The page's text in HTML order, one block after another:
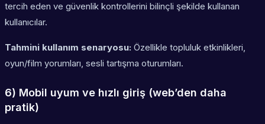
tercih eden ve güvenlik kontrollerini bilinçli şekilde kullanan
kullanıcılar.
Tahmini kullanım senaryosu: Özellikle topluluk etkinlikleri,
oyun/film yorumları, sesli tartışma oturumları.
6) Mobil uyum ve hızlı giriş (web’den daha
pratik)